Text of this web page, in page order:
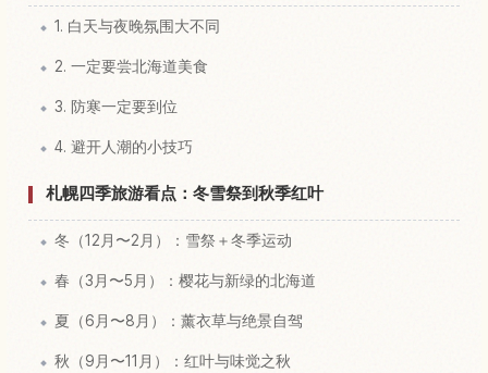
1. 白天与夜晚氛围大不同
2. 一定要尝北海道美食
3. 防寒一定要到位
4. 避开人潮的小技巧
札幌四季旅游看点：冬雪祭到秋季红叶
冬（12月〜2月）：雪祭＋冬季运动
春（3月〜5月）：樱花与新绿的北海道
夏（6月〜8月）：薰衣草与绝景自驾
秋（9月〜11月）：红叶与味觉之秋